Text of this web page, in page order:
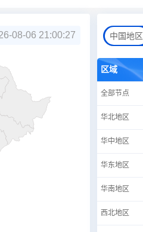
08-06 21:00:27 中国地区
区域
全部节点
华北地区
华中地区
华东地区
华南地区
西北地区